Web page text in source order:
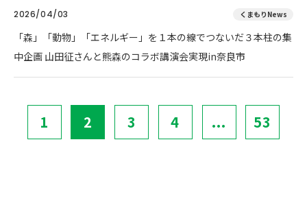
2026/04/03 くまもりNews
「森」「動物」「エネルギー」を１本の線でつないだ３本柱の集
中企画 山田征さんと熊森のコラボ講演会実現in奈良市
1 2 3 4 ... 53